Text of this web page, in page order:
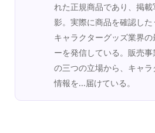
れた正規商品であり、掲
影。実際に商品を確認した
キャラクターグッズ業界
ーを発信している。販売
の三つの立場から、キャ
情報を...届けている。